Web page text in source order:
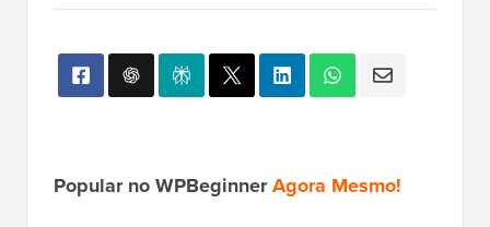
Popular no WPBeginnerAgora Mesmo!